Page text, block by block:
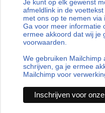
Je kunt op elk gewenst
afmeldlink in de
met ons op te nemen
Ga voor meer informatie
ermee akkoord dat wij je
voorwaarden.
We gebruiken Mailchimp
schrijven, ga je ermee
Mailchimp voor